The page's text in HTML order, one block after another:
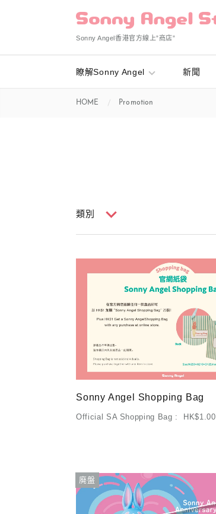
Sonny Angel香港官方線上”商店”
瞭解Sonny Angel 新聞
HOME Promotion
類別
Sonny Angel Shopping Bag
Official SA Shopping Bag : HK$1.00
廃盤